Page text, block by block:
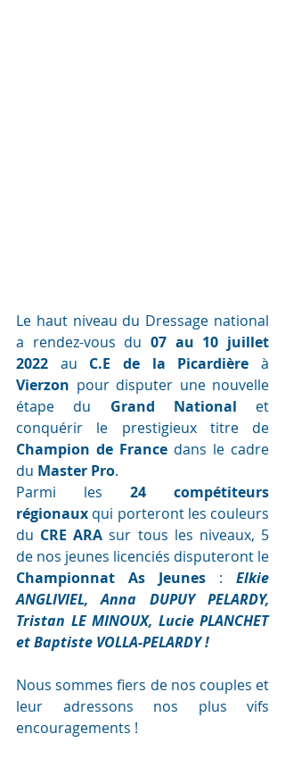
Le haut niveau du Dressage national
a rendez-vous du 07 au 10 juillet
2022 au C.E de la Picardière
Vierzon pour disputer une nouvelle
étape du Grand National et
Champion de France dans le cadre
du Master Pro.
Parmi les 24 compétiteurs
régionaux qui porteront les couleurs
du CRE ARA sur tous les niveaux, 5
Championnat As Jeunes : Elkie
ANGLIVIEL, Anna DUPUY PELARDY,
Tristan LE MINOUX, Lucie PLANCHET
et Baptiste VOLLA-PELARDY !
Nous sommes fiers de nos couples et
leur adressons nos plus vifs
encouragements !